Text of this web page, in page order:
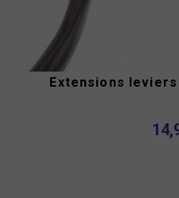
Extensions